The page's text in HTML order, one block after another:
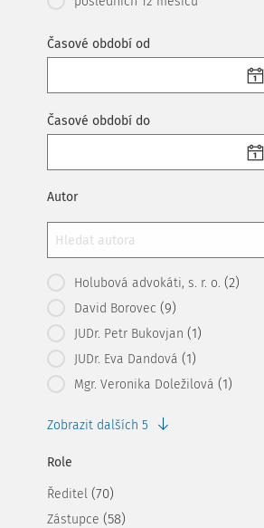
Časové období od
Časové období do
Autor
Holubová advokáti, s. r. o. (2)
David Borovec (9)
JUDr. Petr Bukovjan (1)
JUDr. Eva Dandová (1)
Mgr. Veronika Doležilová (1)
Zobrazit dalších 5
Role
Ředitel (70)
Zástupce (58)